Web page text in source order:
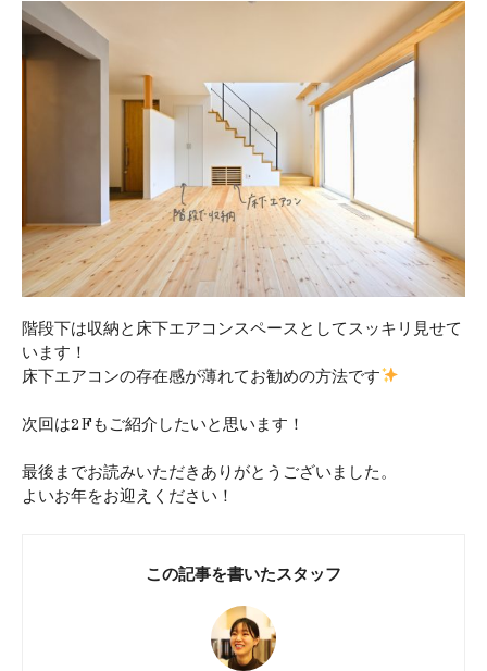
階段下は収納と床下エアコンスペースとしてスッキリ見せて
います！
床下エアコンの存在感が薄れてお勧めの方法です
次回は2Fもご紹介したいと思います！
最後までお読みいただきありがとうございました。
よいお年をお迎えください！
この記事を書いたスタッフ